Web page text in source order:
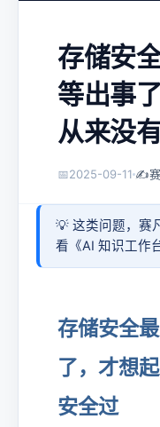
存储安
等出事
从来没
📅2025-09-11 ✍️
💡 这类问题，赛
看《AI 知识工作
存储安全
了，才想
安全过